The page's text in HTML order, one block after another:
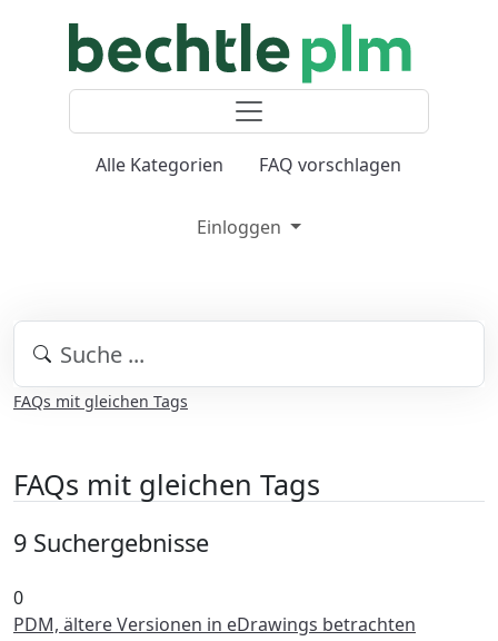
Alle Kategorien FAQ vorschlagen
Einloggen
FAQs mit gleichen Tags
FAQs mit gleichen Tags
9 Suchergebnisse
0
PDM, ältere Versionen in eDrawings betrachten